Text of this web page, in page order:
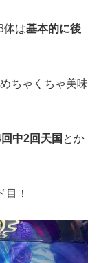
体は基本的に後
ちゃくちゃ美味
中2回天国 とか
！